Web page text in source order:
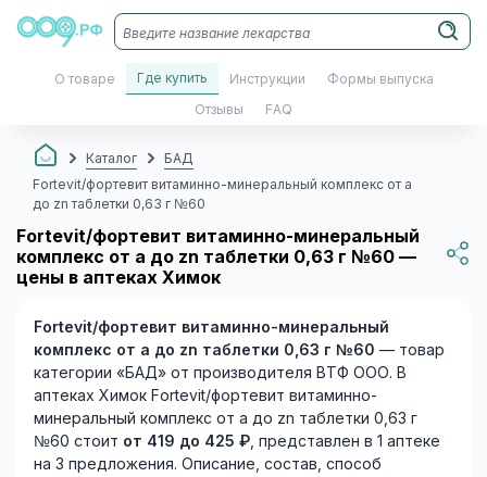
О товаре Где купить Инструкции Формы выпуска
Отзывы FAQ
Каталог
БАД
Fortevit/фортевит витаминно-минеральный комплекс от a
до zn таблетки 0,63 г №60
Fortevit/фортевит витаминно-минеральный
комплекс от a до zn таблетки 0,63 г №60 —
цены в аптеках Химок
Fortevit/фортевит витаминно-минеральный
комплекс от a до zn таблетки 0,63 г №60 — товар
категории «БАД» от производителя ВТФ ООО. В
аптеках Химок Fortevit/фортевит витаминно-
минеральный комплекс от a до zn таблетки 0,63 г
№60 стоит от 419 до 425 ₽, представлен в 1 аптеке
на 3 предложения. Описание, состав, способ